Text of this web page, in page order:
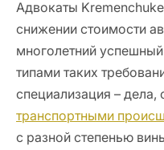
Адвокаты
снижении стоимости
многолетний
типами таких
специализация – дела,
транспортными
с разной степенью